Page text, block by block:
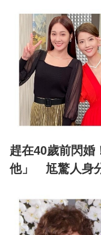
趕在40歲前閃婚
他」 尪驚人身